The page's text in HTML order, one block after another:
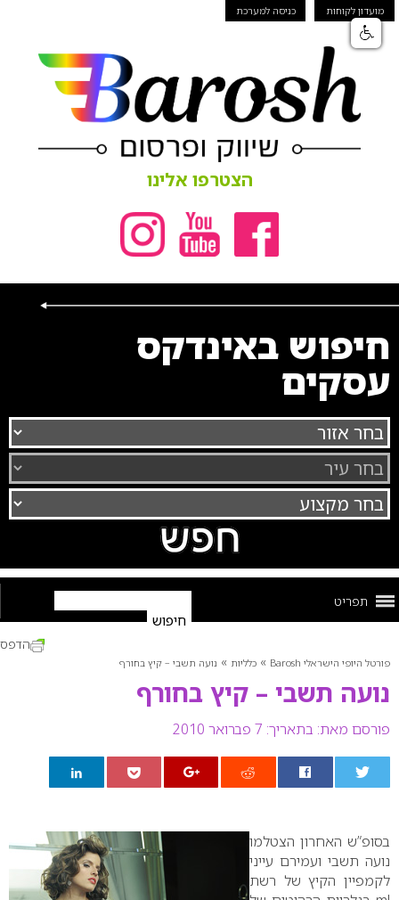
מועדון לקוחות כניסה למערכת
הצטרפו אלינו
חיפוש באינדקס
עסקים
תפריט
פורטל היופי הישראלי Barosh » כלליות » נועה תשבי – קיץ בחורף
נועה תשבי – קיץ בחורף
פורסם מאת: בתאריך: 7 פברואר 2010
הדפס
בסופ”ש האחרון הצטלמו
נועה תשבי ועמירם עייני
לקמפיין הקיץ של רשת